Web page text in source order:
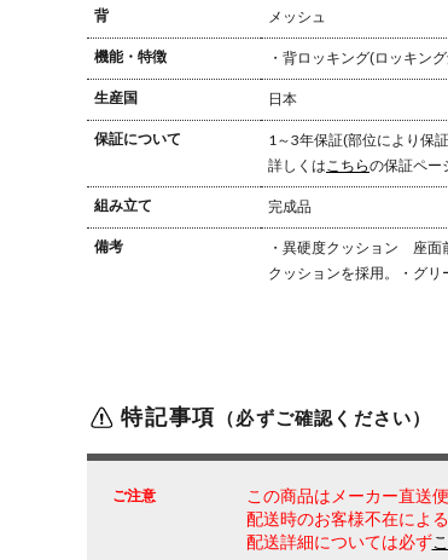
背 メッシュ
機能・特徴 ・背ロッキング(ロッキン
生産国 日本
保証について 1～3年保証(部位により保
詳しくはこちらの保証ペー
組み立て 完成品
備考 ・異硬度クッション 座面
クッションを採用。
・グ
特記事項 （必ずご確認ください）
ご注意
この商品はメーカー直送
配送時のお客様不在によ
配送詳細については必ず